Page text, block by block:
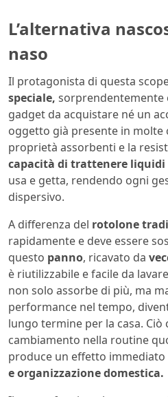
L’alternativa
naso
Il protagonista di questa
speciale, sorprendentemente
gadget da acquistare né un
oggetto già presente in molte
proprietà assorbenti e la
capacità di trattenere liquidi
usa e getta, rendendo ogni
dispersivo.
A differenza del rotolone
rapidamente e deve essere
questo panno, ricavato da
è riutilizzabile e facile da
non solo assorbe di più, ma
performance nel tempo,
lungo termine per la casa.
cambiamento nella routine
produce un effetto immediato
e organizzazione domestica.